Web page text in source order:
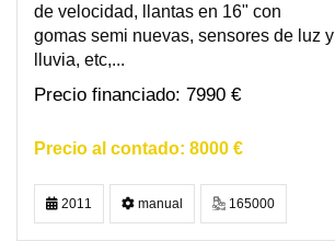
de velocidad, llantas en 16" con
gomas semi nuevas, sensores de luz y
lluvia, etc,...
7990 €
8000 €
2011 manual 165000